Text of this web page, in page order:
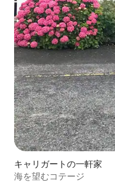
キャリガートの一軒家
海を望むコテージ